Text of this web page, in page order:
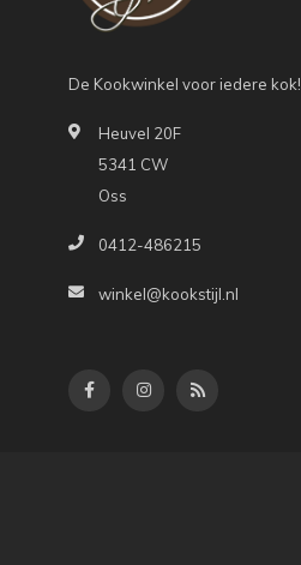
De Kookwinkel voor iedere kok!
Heuvel 20F
5341 CW
Oss
0412-486215
winkel@kookstijl.nl